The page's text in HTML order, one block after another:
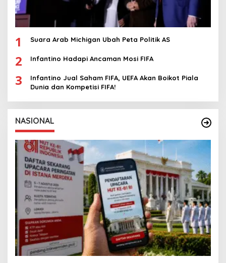
1 Suara Arab Michigan Ubah Peta Politik AS
2 Infantino Hadapi Ancaman Mosi FIFA
3
Infantino Jual Saham FIFA, UEFA Akan Boikot Piala
Dunia dan Kompetisi FIFA!
NASIONAL